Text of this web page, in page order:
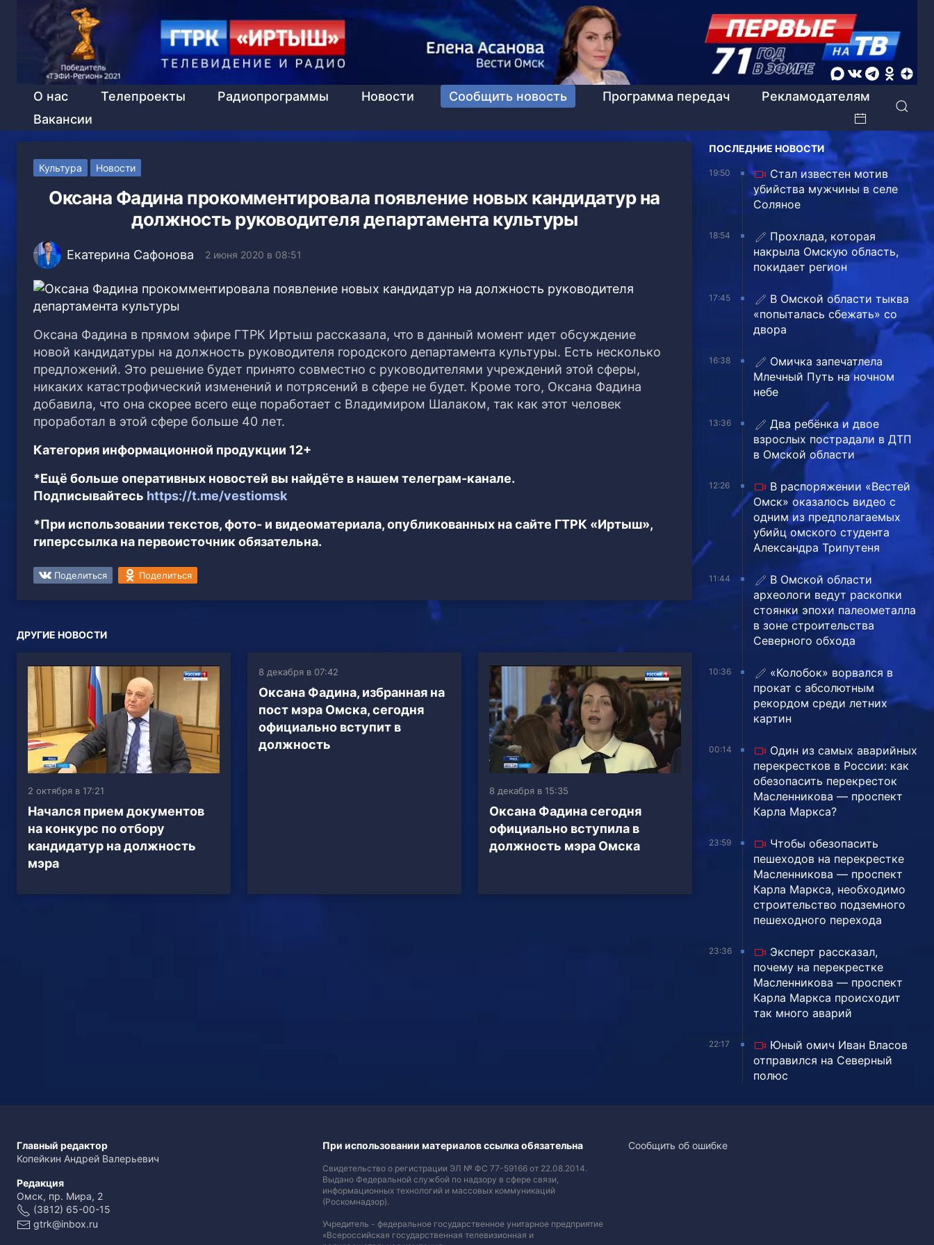
О нас Телепроекты Радиопрограммы Новости Сообщить новость Программа передач
Рекламодателям
Вакансии
Культура Новости
Оксана Фадина прокомментировала появление новых кандидатур на
должность руководителя департамента культуры
Екатерина Сафонова 2 июня 2020 в 08:51
Оксана Фадина в прямом эфире ГТРК Иртыш рассказала, что в данный момент идет обсуждение
новой кандидатуры на должность руководителя городского департамента культуры. Есть несколько
предложений. Это решение будет принято совместно с руководителями учреждений этой сферы,
никаких катастрофический изменений и потрясений в сфере не будет. Кроме того, Оксана Фадина
добавила, что она скорее всего еще поработает с Владимиром Шалаком, так как этот человек
проработал в этой сфере больше 40 лет.
Категория информационной продукции 12+
*Ещё больше оперативных новостей вы найдёте в нашем телеграм-канале.
Подписывайтесь https://t.me/vestiomsk
*При использовании текстов, фото- и видеоматериала, опубликованных на сайте ГТРК «Иртыш»,
гиперссылка на первоисточник обязательна.
Поделиться Поделиться
ДРУГИЕ НОВОСТИ
2 октября в 17:21
Начался прием документов
на конкурс по отбору
кандидатур на должность
мэра
8 декабря в 07:42
Оксана Фадина, избранная на
пост мэра Омска, сегодня
официально вступит в
должность
8 декабря в 15:35
Оксана Фадина сегодня
официально вступила в
должность мэра Омска
ПОСЛЕДНИЕ НОВОСТИ
19:50
Стал известен мотив
убийства мужчины в селе
Соляное
18:54
Прохлада, которая
накрыла Омскую область,
покидает регион
17:45
В Омской области тыква
«попыталась сбежать» со
двора
16:38
Омичка запечатлела
Млечный Путь на ночном
небе
13:36
Два ребёнка и двое
взрослых пострадали в ДТП
в Омской области
12:26
В распоряжении «Вестей
Омск» оказалось видео с
одним из предполагаемых
убийц омского студента
Александра Трипутеня
11:44
В Омской области
археологи ведут раскопки
стоянки эпохи палеометалла
в зоне строительства
Северного обхода
10:36
«Колобок» ворвался в
прокат с абсолютным
рекордом среди летних
картин
00:14
Один из самых аварийных
перекрестков в России: как
обезопасить перекресток
Масленникова — проспект
Карла Маркса?
23:59
Чтобы обезопасить
пешеходов на перекрестке
Масленникова — проспект
Карла Маркса, необходимо
строительство подземного
пешеходного перехода
23:36
Эксперт рассказал,
почему на перекрестке
Масленникова — проспект
Карла Маркса происходит
так много аварий
22:17
Юный омич Иван Власов
отправился на Северный
полюс
Главный редактор
Копейкин Андрей Валерьевич
Редакция
Омск, пр. Мира, 2
(3812) 65-00-15
gtrk@inbox.ru
При использовании материалов ссылка обязательна
Свидетельство о регистрации ЭЛ № ФС 77-59166 от 22.08.2014.
Выдано Федеральной службой по надзору в сфере связи,
информационных технологий и массовых коммуникаций
(Роскомнадзор).
Учредитель - федеральное государственное унитарное предприятие
«Всероссийская государственная телевизионная и
Сообщить об ошибке